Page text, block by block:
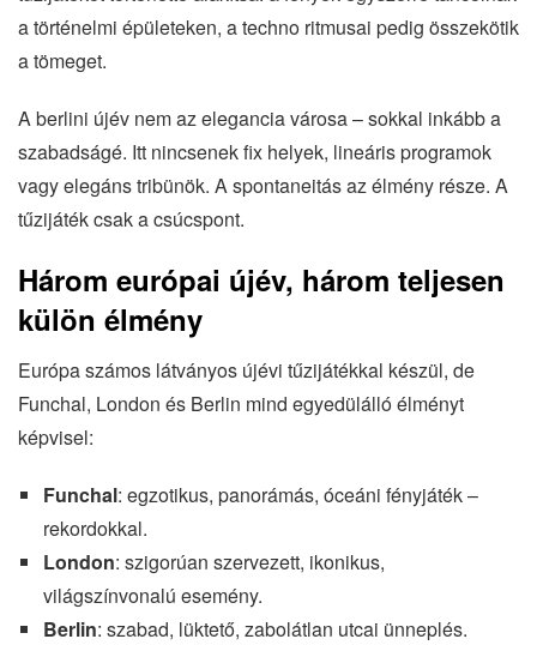
a történelmi épületeken, a techno ritmusai pedig összekötik
a tömeget.
A berlini újév nem az elegancia városa – sokkal inkább a
szabadságé. Itt nincsenek fix helyek, lineáris programok
vagy elegáns tribünök. A spontaneitás az élmény része. A
tűzijáték csak a csúcspont.
Három európai újév, három teljesen
külön élmény
Európa számos látványos újévi tűzijátékkal készül, de
Funchal, London és Berlin mind egyedülálló élményt
képvisel:
Funchal: egzotikus, panorámás, óceáni fényjáték –
rekordokkal.
London: szigorúan szervezett, ikonikus,
világszínvonalú esemény.
Berlin: szabad, lüktető, zabolátlan utcai ünneplés.